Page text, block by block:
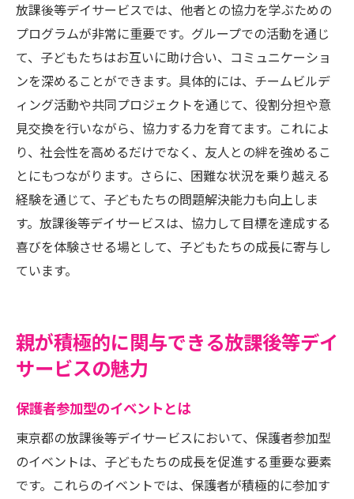
放課後等デイサービスでは、他者との協力を学ぶための
プログラムが非常に重要です。グループでの活動を通じ
て、子どもたちはお互いに助け合い、コミュニケーショ
ンを深めることができます。具体的には、チームビルデ
ィング活動や共同プロジェクトを通じて、役割分担や意
見交換を行いながら、協力する力を育てます。これによ
り、社会性を高めるだけでなく、友人との絆を強めるこ
とにもつながります。さらに、困難な状況を乗り越える
経験を通じて、子どもたちの問題解決能力も向上しま
す。放課後等デイサービスは、協力して目標を達成する
喜びを体験させる場として、子どもたちの成長に寄与し
ています。
親が積極的に関与できる放課後等デイ
サービスの魅力
保護者参加型のイベントとは
東京都の放課後等デイサービスにおいて、保護者参加型
のイベントは、子どもたちの成長を促進する重要な要素
です。これらのイベントでは、保護者が積極的に参加す